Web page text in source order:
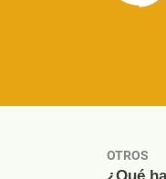
OTROS
¿Qué